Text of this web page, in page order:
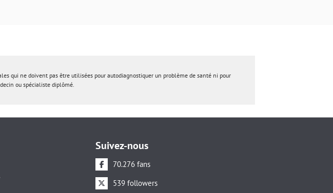
qui ne doivent pas être utilisées pour autodiagnostiquer un problème de santé ni pour
ou spécialiste diplômé.
Suivez-nous
70.276 fans
539 followers